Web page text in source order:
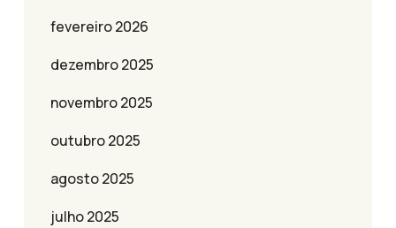
fevereiro 2026
dezembro 2025
novembro 2025
outubro 2025
agosto 2025
julho 2025